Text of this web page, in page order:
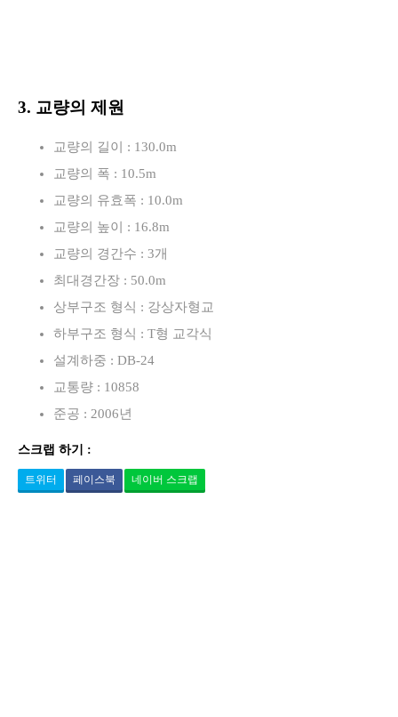
3. 교량의 제원
교량의 길이 : 130.0m
교량의 폭 : 10.5m
교량의 유효폭 : 10.0m
교량의 높이 : 16.8m
교량의 경간수 : 3개
최대경간장 : 50.0m
상부구조 형식 : 강상자형교
하부구조 형식 : T형 교각식
설계하중 : DB-24
교통량 : 10858
준공 : 2006년
스크랩 하기 :
트위터 페이스북 네이버 스크랩